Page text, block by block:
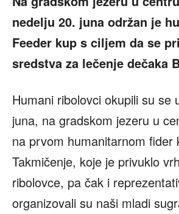
nedelju 20. juna održan je
Feeder kup s ciljem da se
sredstva za lečenje dečaka
Humani ribolovci okupili su se
juna, na gradskom jezeru u
na prvom humanitarnom fider
Takmičenje, koje je privuklo
ribolovce, pa čak i
organizovali su naši mladi